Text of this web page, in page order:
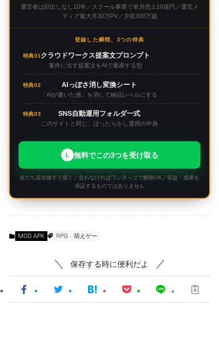
運営者は顔出しなし10年／スクール事業で単月売上10億円／運営メ
ディア最大月30万PV／月収300万超
登録した瞬間、3つの特典
特典01クラウドワークス提案文プロンプト
案件に出す提案文をAIで量産する型
特典02 AIっぽさ消し変換シート
「AIが書いた感」を消して納品レベルにする
特典03 SNS自動運用フォルダ一式
このサイトと同じ、ほったらかし運用の中身
L 無料でこの3つを受け取る
友だち追加後すぐ届く／合わなければワンタップで解除OK／収益・成果を
保証するものではありません
MOD APK RPG 萌えゲー
保存する時に便利だよ